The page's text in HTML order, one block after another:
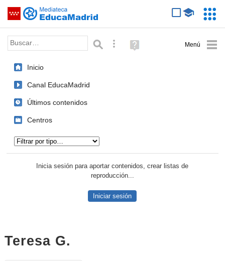
Saltar navegación
Palabra o frase: Búsqueda avanzada
Ayuda
(en
Inicio
Canal EducaMadrid
Últimos contenidos
Centros
Inicia sesión para aportar contenidos, crear listas de
reproducción...
Iniciar sesión
Teresa G.